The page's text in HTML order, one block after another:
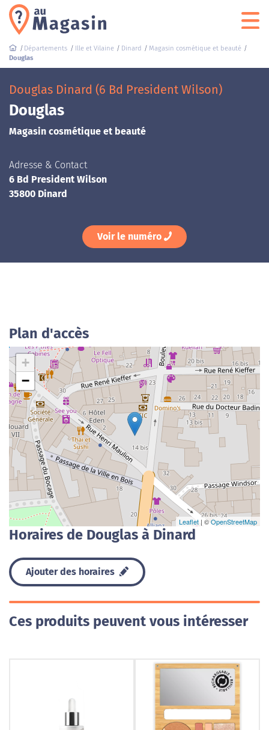
Départements Ille et Vilaine Dinard
Magasin cosmétique et beauté
Douglas
Douglas Dinard (6 Bd President Wilson)
Douglas
Magasin cosmétique et beauté
Adresse & Contact
6 Bd President Wilson
35800 Dinard
Voir le numéro
Plan d'accès
+
−
Leaflet | ©OpenStreetMap
Horaires de Douglas à Dinard
Ajouter des horaires
Ces produits peuvent vous intéresser